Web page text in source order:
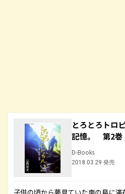
とろとろトロ
記憶。 第2巻
D-Books
2018.03.29 発売
子供の頃から夢見ていた南の島に